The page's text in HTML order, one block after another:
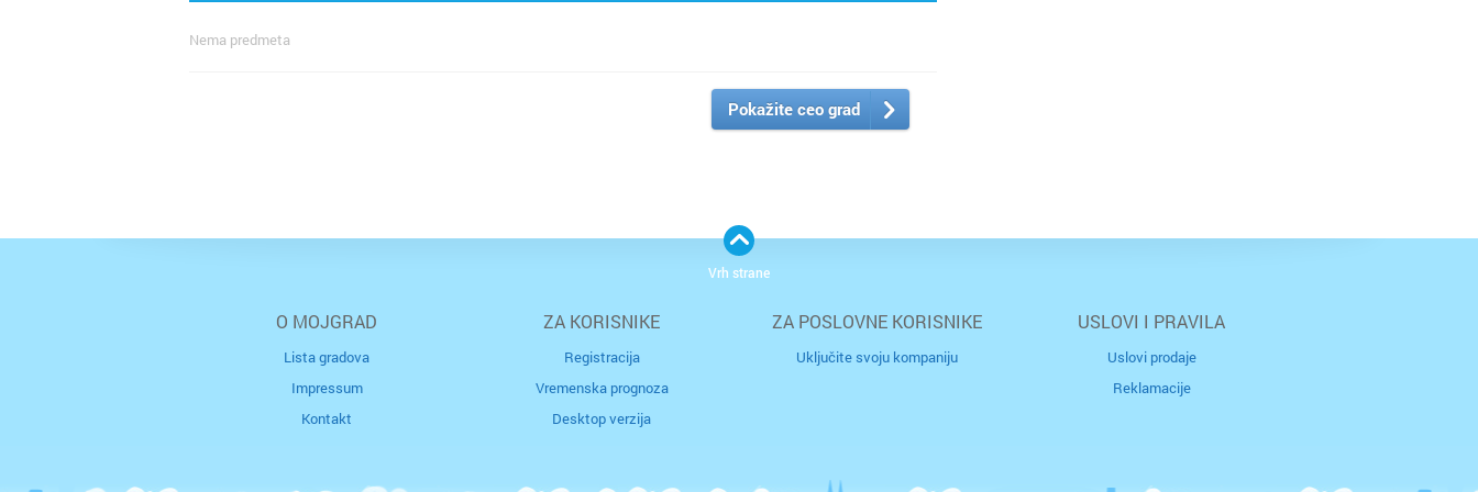
Nema predmeta
Pokažite ceo grad
O MOJGRAD
Lista gradova
Impressum
Kontakt
ZA KORISNIKE
Registracija
Vremenska prognoza
Desktop verzija
ZA POSLOVNE KORISNIKE
Uključite svoju kompaniju
USLOVI I PRAVILA
Uslovi prodaje
Reklamacije
Vrh strane